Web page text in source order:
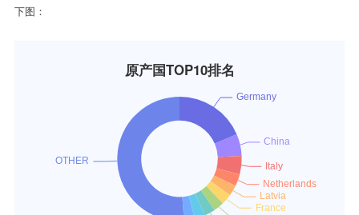
下图：
原产国TOP10排名